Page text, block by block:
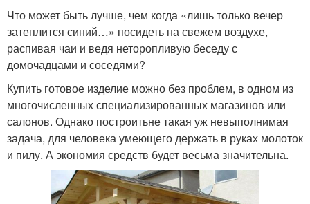
Что может быть лучше, чем когда «лишь только вечер
затеплится синий…» посидеть на свежем воздухе,
распивая чаи и ведя неторопливую беседу с
домочадцами и соседями?
Купить готовое изделие можно без проблем, в одном из
многочисленных специализированных магазинов или
салонов. Однако построитьне такая уж невыполнимая
задача, для человека умеющего держать в руках молоток
и пилу. А экономия средств будет весьма значительна.